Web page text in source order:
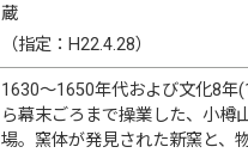
蔵
（指定：H22.4.28）
1630〜1650年代および文化8年
ら幕末ごろまで操業した、小樽
場。窯体が発見された新窯と、